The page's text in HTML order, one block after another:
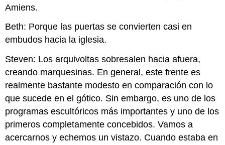
Amiens.
Beth: Porque las puertas se convierten casi en
embudos hacia la iglesia.
Steven: Los arquivoltas sobresalen hacia afuera,
creando marquesinas. En general, este frente es
realmente bastante modesto en comparación con lo
que sucede en el gótico. Sin embargo, es uno de los
programas escultóricos más importantes y uno de los
primeros completamente concebidos. Vamos a
acercarnos y echemos un vistazo. Cuando estaba en